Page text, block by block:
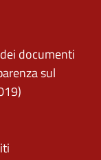
documenti
sul